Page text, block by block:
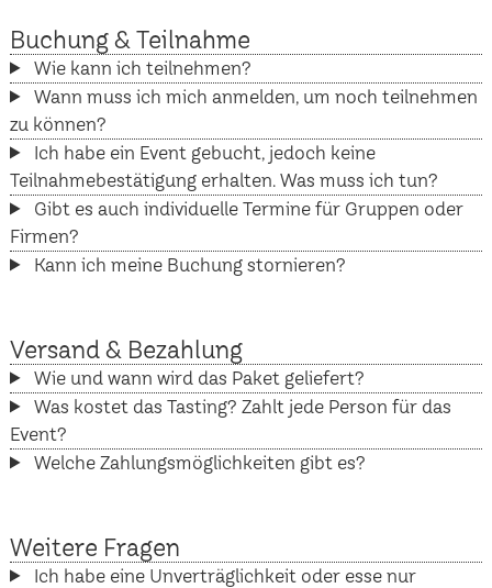
Buchung & Teilnahme
Wie kann ich teilnehmen?
Wann muss ich mich anmelden, um noch teilnehmen
zu können?
Ich habe ein Event gebucht, jedoch keine
Teilnahmebestätigung erhalten. Was muss ich tun?
Gibt es auch individuelle Termine für Gruppen oder
Firmen?
Kann ich meine Buchung stornieren?
Versand & Bezahlung
Wie und wann wird das Paket geliefert?
Was kostet das Tasting? Zahlt jede Person für das
Event?
Welche Zahlungsmöglichkeiten gibt es?
Weitere Fragen
Ich habe eine Unverträglichkeit oder esse nur